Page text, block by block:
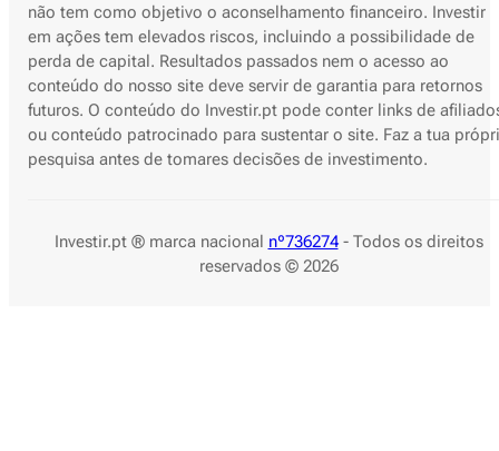
não tem como objetivo o aconselhamento financeiro. Investir
em ações tem elevados riscos, incluindo a possibilidade de
perda de capital. Resultados passados nem o acesso ao
conteúdo do nosso site deve servir de garantia para retornos
futuros. O conteúdo do Investir.pt pode conter links de
ou conteúdo patrocinado para sustentar o site. Faz a tua
pesquisa antes de tomares decisões de investimento.
Investir.pt ® marca nacional nº736274- Todos os direitos
reservados © 2026